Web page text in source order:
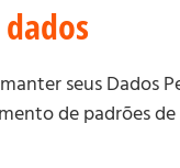
seus Dados
de padrões